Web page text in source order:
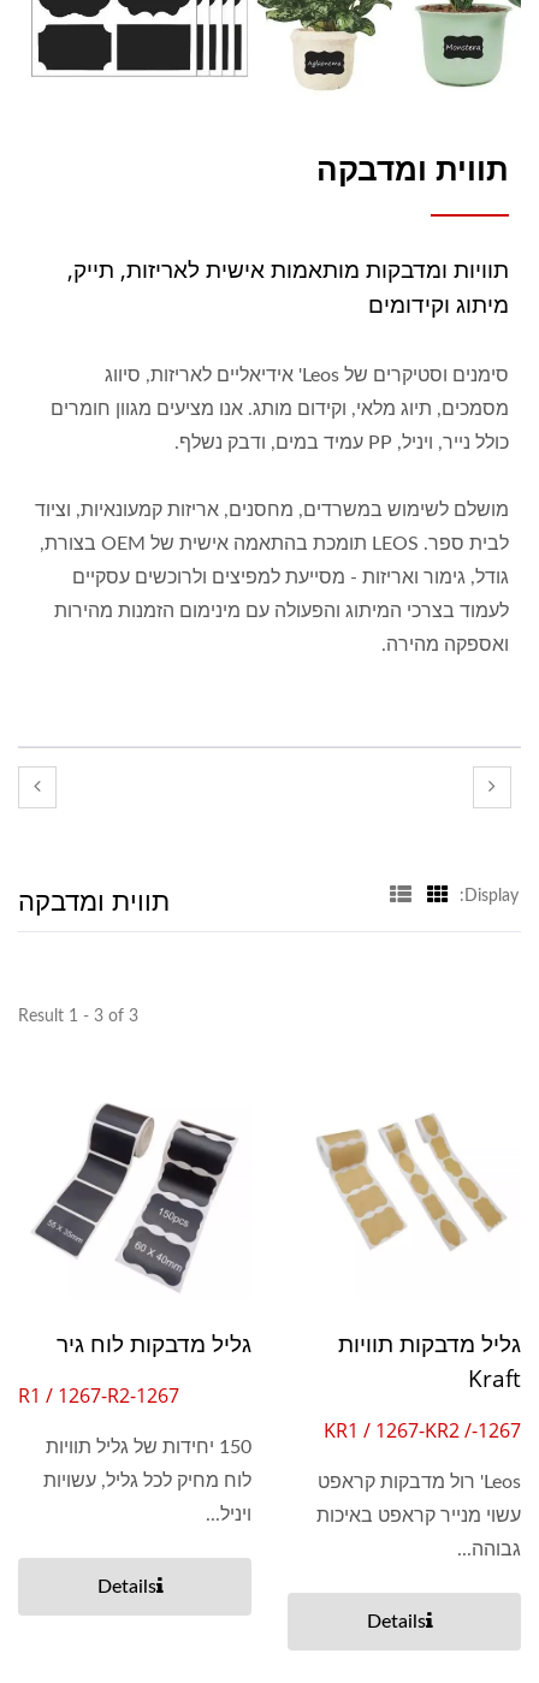
תווית ומדבקה
תוויות ומדבקות מותאמות אישית לאריזות, תייק,
מיתוג וקידומים
סימנים וסטיקרים של Leos' אידיאליים לאריזות, סיווג
מסמכים, תיוג מלאי, וקידום מותג. אנו מציעים מגוון חומרים
כולל נייר, ויניל, PP עמיד במים, ודבק נשלף.
מושלם לשימוש במשרדים, מחסנים, אריזות קמעונאיות, וציוד
לבית ספר. LEOS תומכת בהתאמה אישית של OEM בצורת,
גודל, גימור ואריזות - מסייעת למפיצים ולרוכשים עסקיים
לעמוד בצרכי המיתוג והפעולה עם מינימום הזמנות מהירות
ואספקה מהירה.
תווית ומדבקה Display:
Result 1 - 3 of 3
גליל מדבקות תוויות
Kraft
1267-KR1 / 1267-KR2 /
Leos' רול מדבקות קראפט
עשוי מנייר קראפט באיכות
גבוהה...
Details
גליל מדבקות לוח גיר
1267-R1 / 1267-R2
150 יחידות של גליל תוויות
לוח מחיק לכל גליל, עשויות
ויניל...
Details